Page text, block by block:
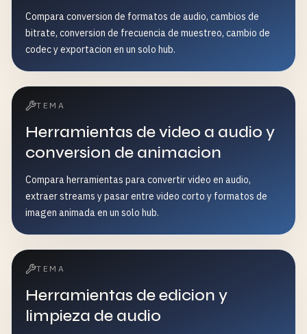
Compara conversion de formatos de audio, cambios de
bitrate, conversion de frecuencia de muestreo, cambio de
codec y exportacion en un solo hub.
TEMA
Herramientas de video a audio y
conversion de animacion
Compara herramientas para convertir video en audio,
extraer streams y pasar entre video corto y formatos de
imagen animada en un solo hub.
TEMA
Herramientas de edicion y
limpieza de audio